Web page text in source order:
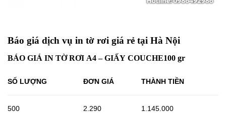
Báo giá dịch vụ in tờ rơi giá rẻ tại Hà Nội
BÁO GIÁ IN TỜ RƠI A4 – GIẤY COUCHE100 gr
SỐ LƯỢNG ĐƠN GIÁ THÀNH TIỀN
500 2.290 1.145.000